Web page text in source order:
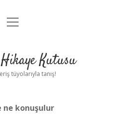
Anasayfa
Uyarı
menüyü
Kutusu
tüyolarıyla tanış!
ne konuşulur